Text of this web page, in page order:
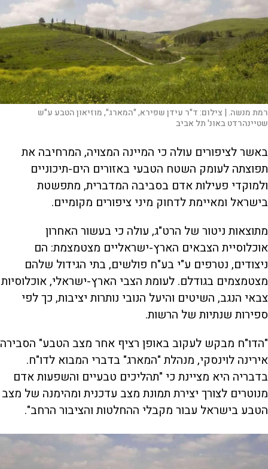
רמת מנשה. | צילום:ד"ר עידן שפירא, "המארג", מוזיאון הטבע ע"ש
שטיינהרדט באונ' תל אביב
באשר לציפורים עולה כי המיינה המצויה, המרחיבה את
תפוצתה לעומק השטח הטבעי באזורים הים-תיכוניים
ולמוקדי פעילות אדם בסביבה המדברית, מתפשטת
בישראל ומאיימת לדחוק מיני ציפורים מקומיים.
מתוצאות ניטור של הרט"ג, עולה כי בעשור האחרון
אוכלוסיית הצבאים הארץ-ישראליים מצטמצמת: הם
ניצודים, נטרפים ע"י בע"ח פולשים, בתי הגידול שלהם
מצטמצמים בגודלם. לעומת הצבי הארץ-ישראלי, אוכלוסיות
צבאי הנגב, השיטים והיעל הנובי נותרות יציבות, כך לפי
ספירות שנתיות של הרשות.
"הדו"ח מבקש לעקוב באופן רציף אחר מצב הטבע" הסבירה
אירינה לוינסקי, מנהלת "המארג" בדברי המבוא לדו"ח.
בדבריה היא מציינת כי "תהליכים טבעיים והשפעות אדם
מנוטרים לצורך יצירת תמונת מצב עדכנית ומהימנה של מצב
הטבע בישראל עבור מקבלי ההחלטות והציבור הרחב".